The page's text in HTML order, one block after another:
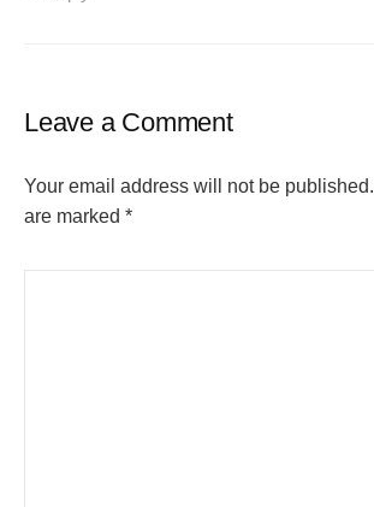
Leave a Comment
Your email address will not be published.
are marked *